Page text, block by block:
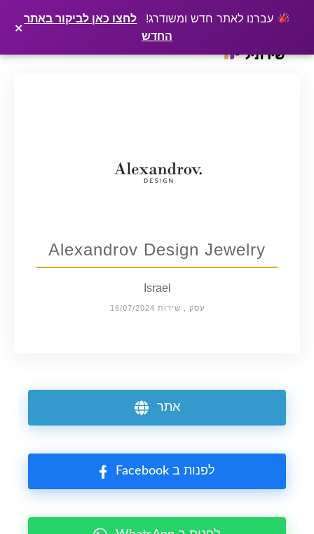
עברנו לאתר חדש ומשודרג!
לחצו כאן לביקור באתר
החדש
×
רוצים שלקוחות ימצאו אתכם בגוגל? שירתיל מפרסמת כתבה מקצועית עליכם פרסמו כתבה ←
to
Alexandrov Design Jewelry
Israel
עסק , שירות 16/07/2024
אתר
Facebook לפנות ב